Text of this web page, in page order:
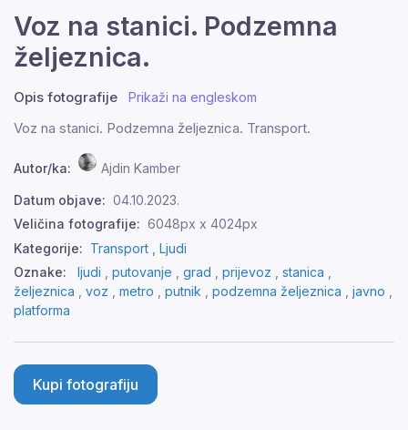
Voz na stanici. Podzemna
željeznica.
Opis fotografije Prikaži na engleskom
Voz na stanici. Podzemna željeznica. Transport.
Autor/ka: Ajdin Kamber
Datum objave: 04.10.2023.
Veličina fotografije: 6048px x 4024px
Kategorije: Transport , Ljudi
Oznake:
ljudi putovanje grad prijevoz stanica
željeznica
voz metro putnik podzemna željeznica javno
platforma
Kupi fotografiju